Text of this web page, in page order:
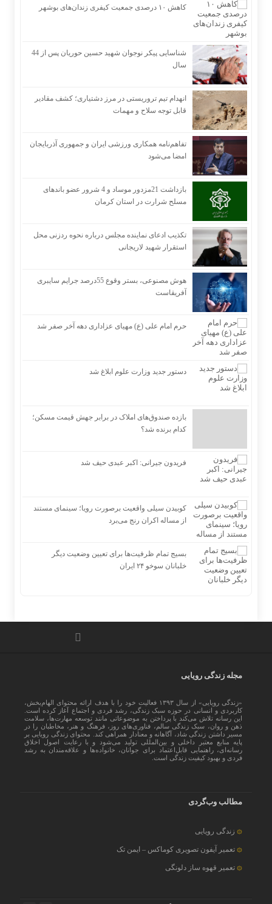
کاهش ۱۰ درصدی جمعیت کیفری زندان‌های بوشهر
شناسایی پیکر نوجوان شهید حسین حوریان پس از 44
سال
انهدام تیم تروریستی در مرز دشتیاری؛ کشف مقادیر
قابل توجه سلاح و مهمات
تفاهم‌نامه همکاری ورزشی ایران و جمهوری آذربایجان
امضا می‌شود
بازداشت 21مزدور موساد و 4 شرور عضو باندهای
مسلح شرارت در استان کرمان
تکذیب ادعای نماینده مجلس درباره نحوه ردزنی محل
استقرار شهید لاریجانی
هوش مصنوعی، بستر وقوع 55درصد جرایم سایبری
آفریقاست
حرم امام علی (ع) مهیای عزاداری دهه آخر صفر شد
دستور جدید وزارت علوم ابلاغ شد
بازده صندوق‌های املاک در برابر جهش قیمت مسکن؛
کدام برنده شد؟
فریدون جیرانی: اکبر عبدی حیف شد
کوبیدن سیلی واقعیت برصورت رویا؛ سینمای مستند
از مساله اکران رنج می‌برد
بسیج تمام ظرفیت‌ها برای تعیین وضعیت دیگر
خلبانان سوخو ۲۴ ایران
مجله زندگی رویایی
«زندگی رویایی» از سال ۱۳۹۳ فعالیت خود را با هدف ارائه محتوای الهام‌بخش،
کاربردی و انسانی در حوزه سبک زندگی، رشد فردی و اجتماع آغاز کرده است.
این رسانه تلاش می‌کند با پرداختن به موضوعاتی مانند توسعه مهارت‌ها، سلامت
ذهن و روان، سبک زندگی سالم، فناوری‌های روز، فرهنگ و هنر، مخاطبان را در
مسیر داشتن زندگی شاد، آگاهانه و معنادار همراهی کند. محتوای زندگی رویایی بر
پایه منابع معتبر داخلی و بین‌المللی تولید می‌شود و با رعایت اصول اخلاق
رسانه‌ای، راهنمایی قابل‌اعتماد برای جوانان، خانواده‌ها و علاقه‌مندان به رشد
فردی و بهبود کیفیت زندگی است.
مطالب وب‌گردی
زندگی رویایی
تعمیر آیفون تصویری کوماکس – ایمن تک
تعمیر قهوه ساز دلونگی